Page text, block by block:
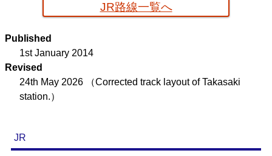
楽天市場
JR路線一覧へ
Published
1st January 2014
Revised
24th May 2026 （Corrected track layout of Takasaki
station.）
JR